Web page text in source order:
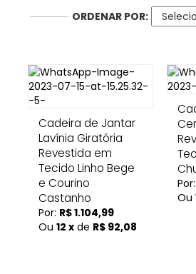
ORDENAR POR:
Cadeira de Jantar
Lavínia Giratória
Revestida em
Tecido Linho Bege
e Courino
Castanho
Por: R$ 1.104,99
Ou 12 x de R$ 92,08
Por:
Ou